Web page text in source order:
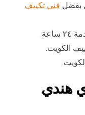
بفضل فني تكييف
الكويت.
هندي